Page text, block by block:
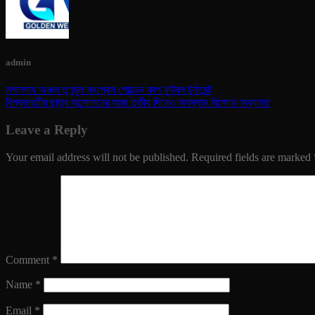
admin
মশালদাহ অঞ্চল তৃণমূল কংগ্রেস গোল্ডেন কাপ ফুটবল টুর্নামেন্ট
বিশ্বভারতীর ছাত্র আন্দোলনের আজ তৃতীয় দিনেও অবস্থান বিক্ষোভ অব্যাহত
Leave a Reply
Your email address will not be published. Required fields are marked
Comment *
Name *
Email *